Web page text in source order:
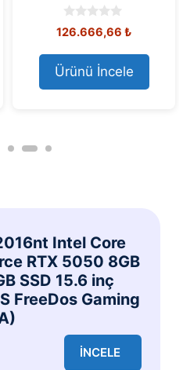
0
o
u
t
o
f
166.566,66₺
Ürünü İncele
Intel Core
RTX 5050 8GB
SSD 15.6 inç
FreeDos Gaming
İNCELE